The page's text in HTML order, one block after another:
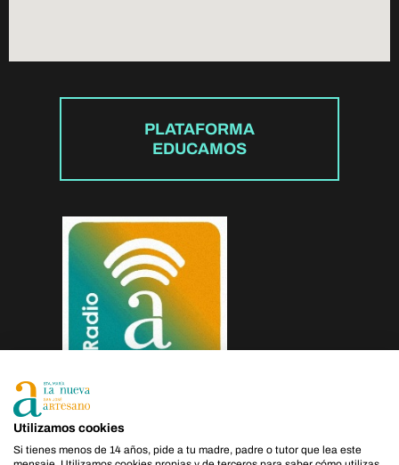
PLATAFORMA
EDUCAMOS
Utilizamos cookies
Si tienes menos de 14 años, pide a tu madre, padre o tutor que lea este